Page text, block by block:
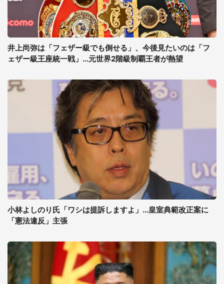
井上尚弥は「フェザー級でも倒せる」、今後見たいのは「フ
ェザー級王座統一戦」...元世界2階級制覇王者が熱望
小林よしのり氏「ワシは提訴しますよ」...皇室典範改正案に
「憲法違反」主張